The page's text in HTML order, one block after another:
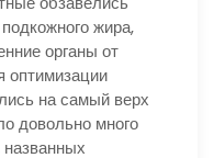
жира,
органы от
оптимизации
на самый верх
довольно много